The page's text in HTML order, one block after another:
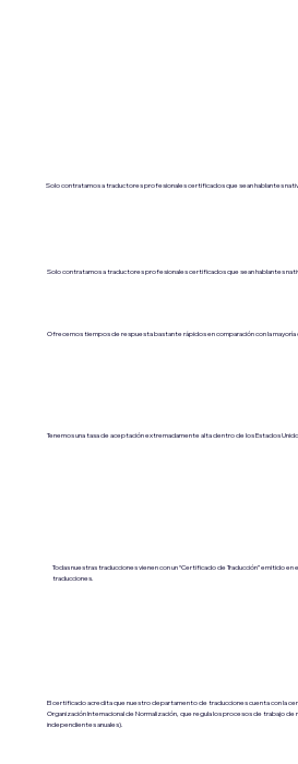
Solo contratamos a traductores profesionales certificados que sean hablantes
Solo contratamos a traductores profesionales certificados que sean hablantes
Ofrecemos tiempos de respuesta bastante rápidos en comparación con la mayoría
Tenemos una tasa de aceptación extremadamente alta dentro de los Estados
Todas nuestras traducciones vienen con un “Certificado de Traducción” emitido
traducciones.
El certificado acredita que nuestro departamento de traducciones cuenta con la
Organización Internacional de Normalización, que regula los procesos de trabajo
independientes anuales).